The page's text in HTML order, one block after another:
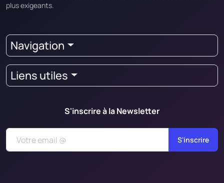
plus exigeants.
Navigation
Liens utiles
S'inscrire à la Newsletter
S'inscrire